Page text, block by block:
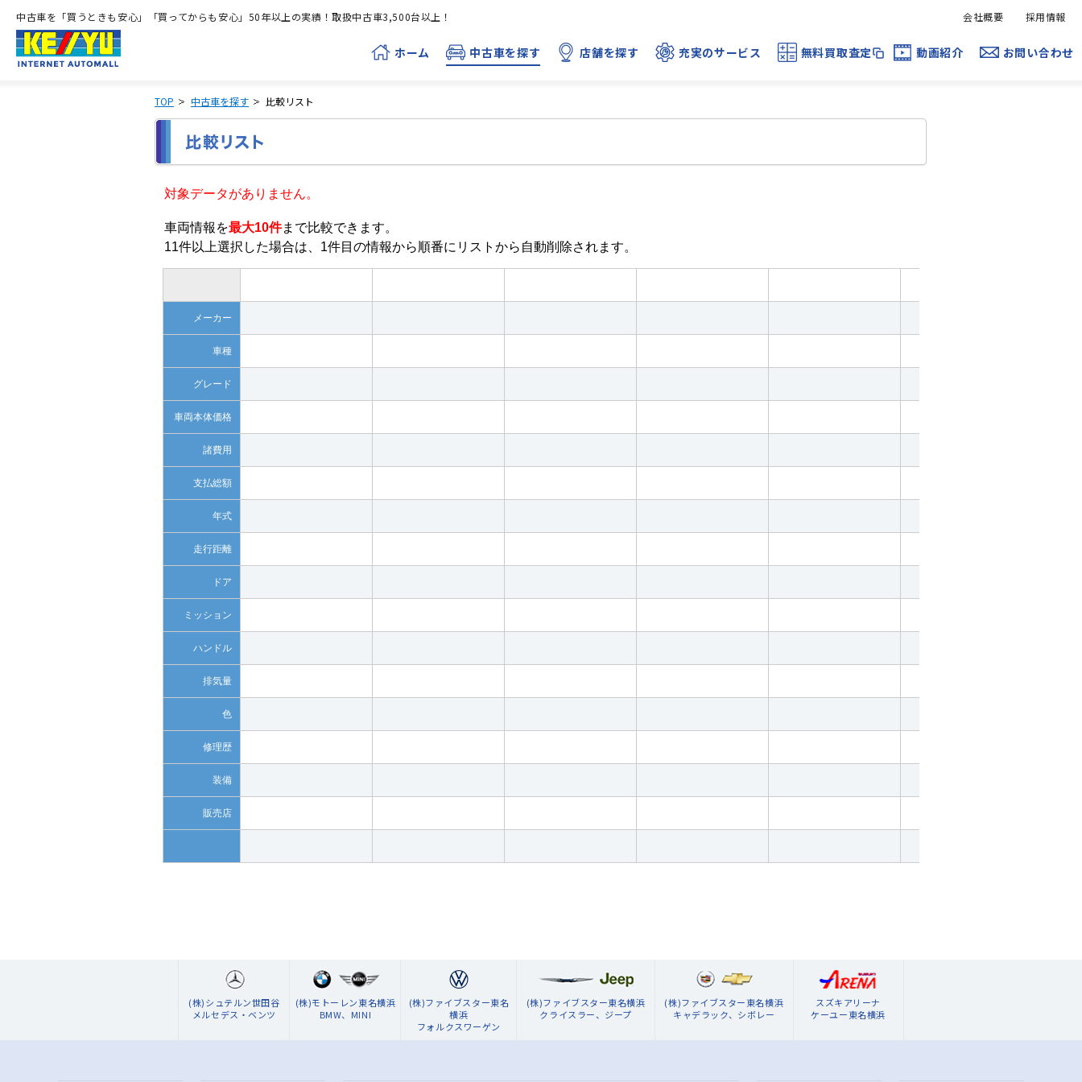
中古車を「買うときも安心」「買ってからも安心」50年以上の実績！取扱中古車3,500台以上！
ホーム 中古車を探す 店舗を探す 充実のサービス 無料買取査定 動画紹介 お問い合わせ
会社概要 採用情報
TOP 中古車を探す 比較リスト
対象データがありません。
車両情報を最大10件まで比較できます。
11件以上選択した場合は、1件目の情報から順番にリストから自動削除されます。
メーカー
車種
グレード
車両本体価格
諸費用
支払総額
年式
走行距離
ドア
ミッション
ハンドル
排気量
色
修理歴
装備
販売店
(株)シュテルン世田谷
メルセデス・ベンツ
(株)モトーレン東名横浜
BMW、MINI
(株)ファイブスター東名
横浜
フォルクスワーゲン
(株)ファイブスター東名横浜
クライスラー、ジープ
(株)ファイブスター東名横浜
キャデラック、シボレー
スズキアリーナ
ケーユー東名横浜